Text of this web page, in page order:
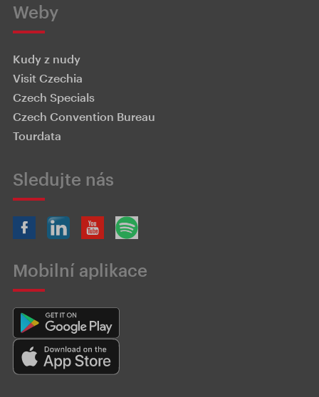
Weby
Kudy z nudy
Visit Czechia
Czech Specials
Czech Convention Bureau
Tourdata
Sledujte nás
Mobilní aplikace